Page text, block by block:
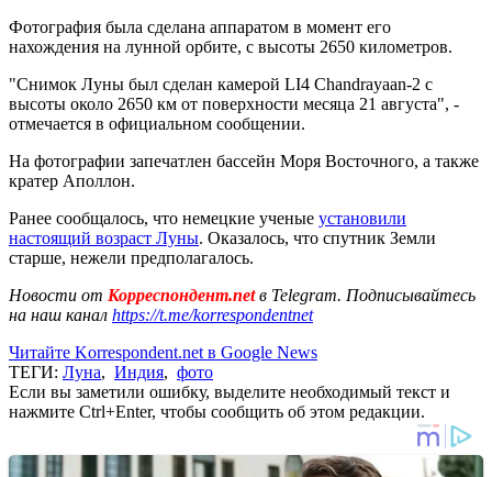
Фотография была сделана аппаратом в момент его
нахождения на лунной орбите, с высоты 2650 километров.
"Снимок Луны был сделан камерой LI4 Chandrayaan-2 с
высоты около 2650 км от поверхности месяца 21 августа", -
отмечается в официальном сообщении.
На фотографии запечатлен бассейн Моря Восточного, а также
кратер Аполлон.
Ранее сообщалось, что немецкие ученые установили
настоящий возраст Луны. Оказалось, что спутник Земли
старше, нежели предполагалось.
Новости от Корреспондент.netв Telegram. Подписывайтесь
на наш канал https://t.me/korrespondentnet
Читайте Korrespondent.net в Google News
ТЕГИ: Луна, Индия, фото
Если вы заметили ошибку, выделите необходимый текст и
нажмите Ctrl+Enter, чтобы сообщить об этом редакции.